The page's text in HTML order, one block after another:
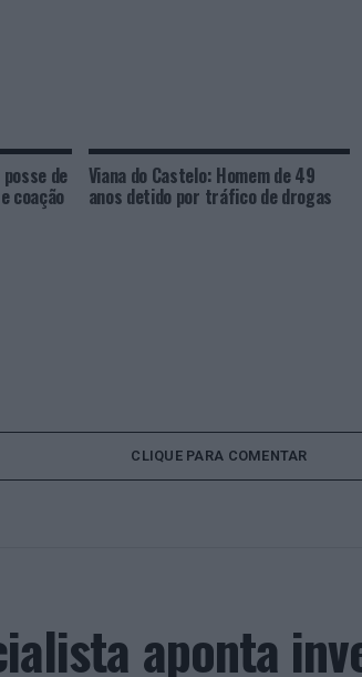
de
coação
Viana do Castelo: Homem de 49
anos detido por tráfico de drogas
CLIQUE PARA COMENTAR
aponta